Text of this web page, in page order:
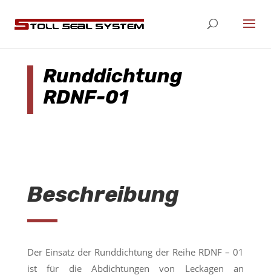
Runddichtung
RDNF-01
Beschreibung
Der Einsatz der Runddichtung der Reihe RDNF – 01
ist für die Abdichtungen von Leckagen an